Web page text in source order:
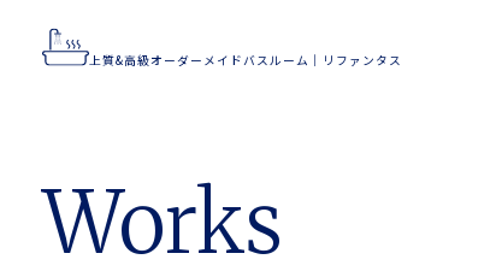
上質&高級オーダーメイドバスルーム｜リファンタス
Concept
Works